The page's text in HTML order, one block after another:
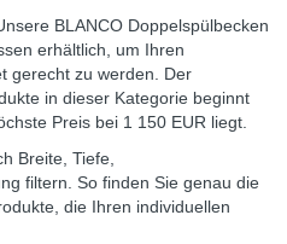
BLANCO Doppelspülbecken
erhältlich, um Ihren
gerecht zu werden. Der
in dieser Kategorie beginnt
Preis bei 1 150 EUR liegt.
Breite, Tiefe,
filtern. So finden Sie genau die
die Ihren individuellen